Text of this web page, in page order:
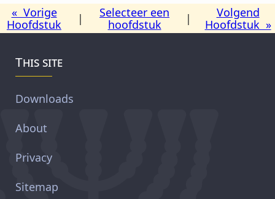
« Vorige
Hoofdstuk
|
Selecteer een
hoofdstuk
|
Volgend
Hoofdstuk »
This site
Downloads
About
Privacy
Sitemap